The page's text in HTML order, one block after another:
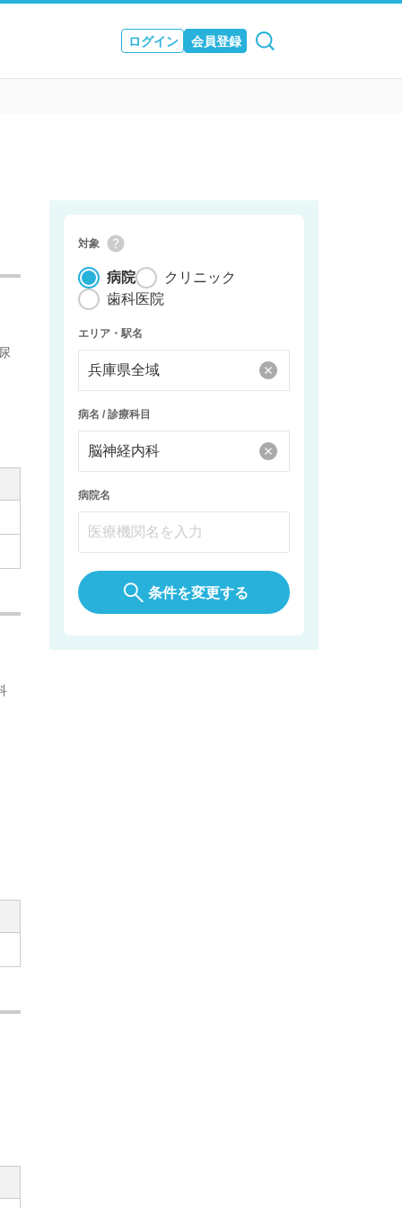
ログイン 会員登録
対象
病院
クリニック
歯科医院
エリア・駅名
病名 / 診療科目
病院名
条件を変更する